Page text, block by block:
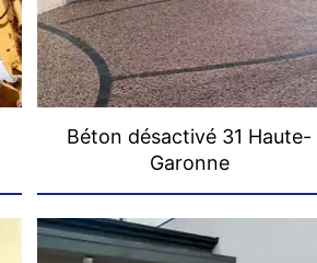
Béton désactivé 31 Haute-
Garonne